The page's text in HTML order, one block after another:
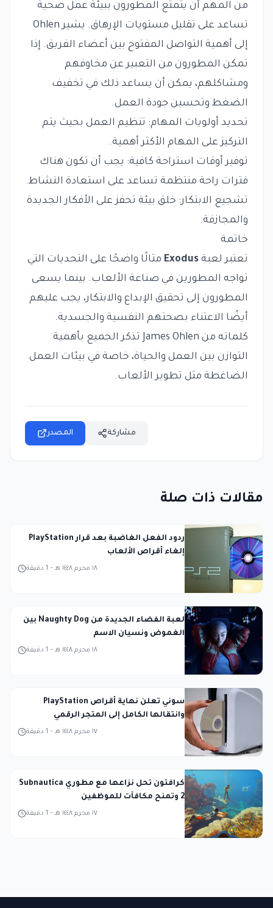
من المهم أن يتمتع المطورون ببيئة عمل صحية
تساعد على تقليل مستويات الإرهاق. يشير Ohlen
إلى أهمية التواصل المفتوح بين أعضاء الفريق. إذا
تمكن المطورون من التعبير عن مخاوفهم
ومشاكلهم، يمكن أن يساعد ذلك في تخفيف
الضغط وتحسين جودة العمل.
تحديد أولويات المهام: تنظيم العمل بحيث يتم
التركيز على المهام الأكثر أهمية.
توفير أوقات استراحة كافية: يجب أن تكون هناك
فترات راحة منتظمة تساعد على استعادة النشاط.
تشجيع الابتكار: خلق بيئة تحفز على الأفكار الجديدة
والمجازفة.
خاتمة
تعتبر لعبة Exodus مثالًا واضحًا على التحديات التي
تواجه المطورين في صناعة الألعاب. بينما يسعى
المطورون إلى تحقيق الإبداع والابتكار، يجب عليهم
أيضًا الاعتناء بصحتهم النفسية والجسدية.
كلماته من James Ohlen تذكر الجميع بأهمية
التوازن بين العمل والحياة، خاصة في بيئات العمل
الضاغطة مثل تطوير الألعاب.
المصدر مشاركة
مقالات ذات صلة
ردود الفعل الغاضبة بعد قرار PlayStation
إلغاء أقراص الألعاب
1 دقيقة - ١٨ محرم ١٤٤٨ هـ
لعبة الفضاء الجديدة من Naughty Dog بين
الغموض ونسيان الاسم
1 دقيقة - ١٨ محرم ١٤٤٨ هـ
سوني تعلن نهاية أقراص PlayStation
وانتقالها الكامل إلى المتجر الرقمي
1 دقيقة - ١٧ محرم ١٤٤٨ هـ
كرافتون تحل نزاعها مع مطوري Subnautica
2 وتمنح مكافآت للموظفين
1 دقيقة - ١٧ محرم ١٤٤٨ هـ